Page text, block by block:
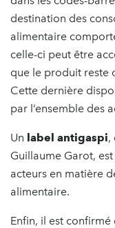
destination des
alimentaire
celle-ci peut être
que le produit reste
Cette dernière
par l’ensemble des
Un label antigaspi,
Guillaume Garot,
acteurs en matière
alimentaire.
Enfin, il est